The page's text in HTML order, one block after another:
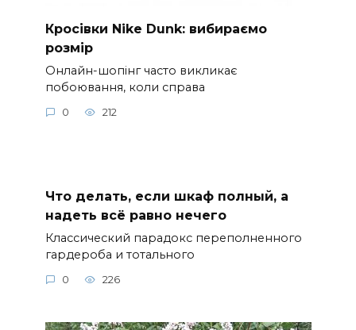
Кросівки Nike Dunk: вибираємо
розмір
Онлайн-шопінг часто викликає
побоювання, коли справа
0 212
Что делать, если шкаф полный, а
надеть всё равно нечего
Классический парадокс переполненного
гардероба и тотального
0 226